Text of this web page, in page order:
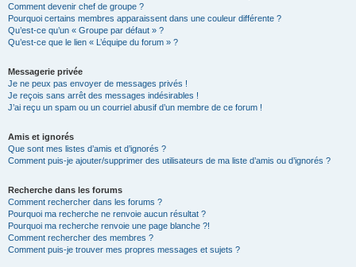
Comment devenir chef de groupe ?
Pourquoi certains membres apparaissent dans une couleur différente ?
Qu’est-ce qu’un « Groupe par défaut » ?
Qu’est-ce que le lien « L’équipe du forum » ?
Messagerie privée
Je ne peux pas envoyer de messages privés !
Je reçois sans arrêt des messages indésirables !
J’ai reçu un spam ou un courriel abusif d’un membre de ce forum !
Amis et ignorés
Que sont mes listes d’amis et d’ignorés ?
Comment puis-je ajouter/supprimer des utilisateurs de ma liste d’amis ou d’ignorés ?
Recherche dans les forums
Comment rechercher dans les forums ?
Pourquoi ma recherche ne renvoie aucun résultat ?
Pourquoi ma recherche renvoie une page blanche ?!
Comment rechercher des membres ?
Comment puis-je trouver mes propres messages et sujets ?